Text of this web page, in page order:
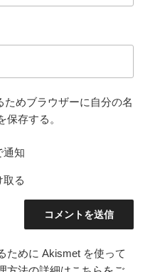
めブラウザーに自分の名
存する。
通知
取る
ために Akismet を使って